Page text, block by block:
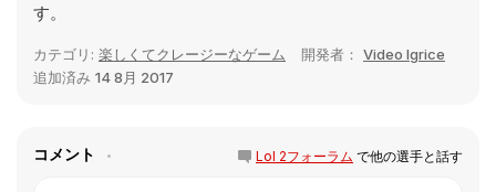
す。
カテゴリ: 楽しくてクレージーなゲーム 開発者： Video Igrice
追加済み 14 8月 2017
コメント Lol 2フォーラム で他の選手と話す